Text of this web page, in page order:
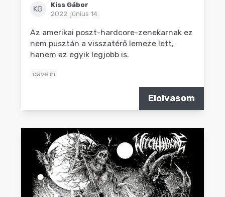
KG
Kiss Gábor
2022. június 14.
Az amerikai poszt-hardcore-zenekarnak ez
nem pusztán a visszatérő lemeze lett,
hanem az egyik legjobb is.
cave in
Elolvasom